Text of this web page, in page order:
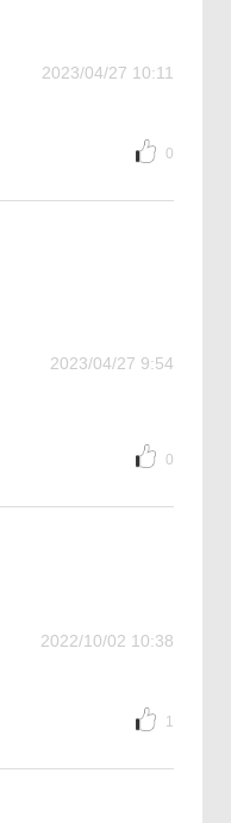
2023/04/27 10:11
0
2023/04/27 9:54
0
2022/10/02 10:38
1